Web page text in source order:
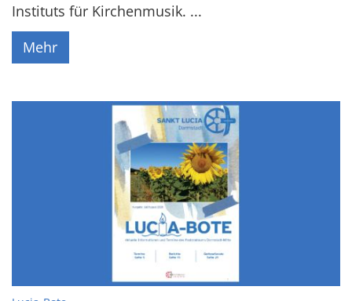
Instituts für Kirchenmusik. ...
Mehr